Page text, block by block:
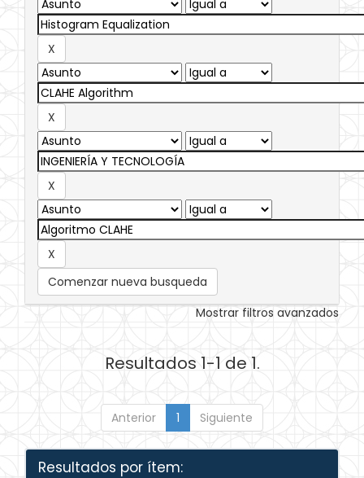
Comenzar nueva busqueda
Mostrar filtros avanzados
Resultados 1-1 de 1.
Anterior 1 Siguiente
Resultados por ítem: